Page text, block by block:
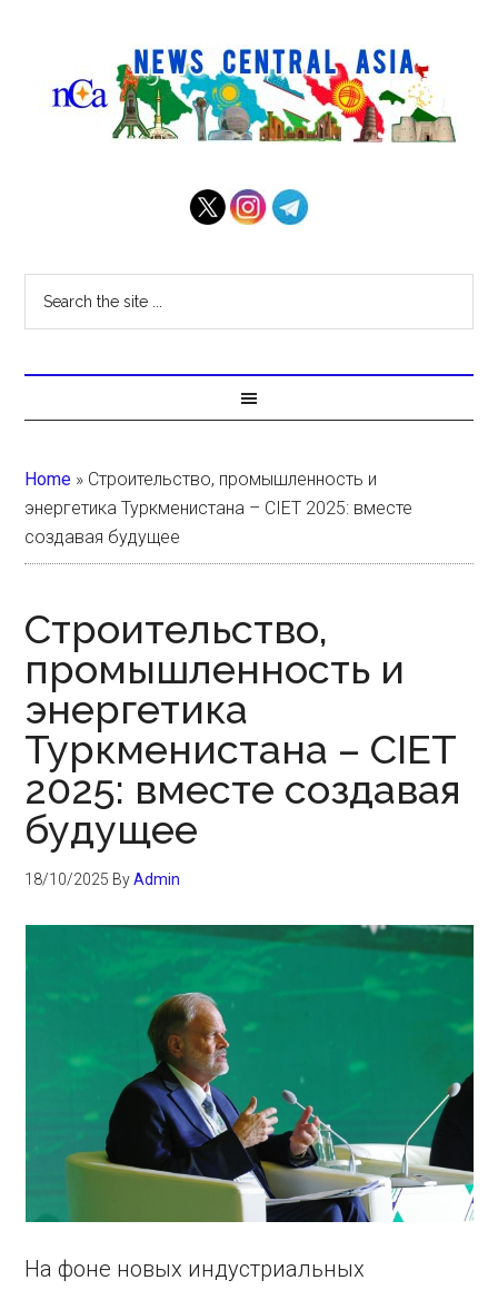
Home » Строительство, промышленность и
энергетика Туркменистана – CIET 2025: вместе
создавая будущее
Строительство,
промышленность и
энергетика
Туркменистана – CIET
2025: вместе создавая
будущее
18/10/2025 ByAdmin
На фоне новых индустриальных